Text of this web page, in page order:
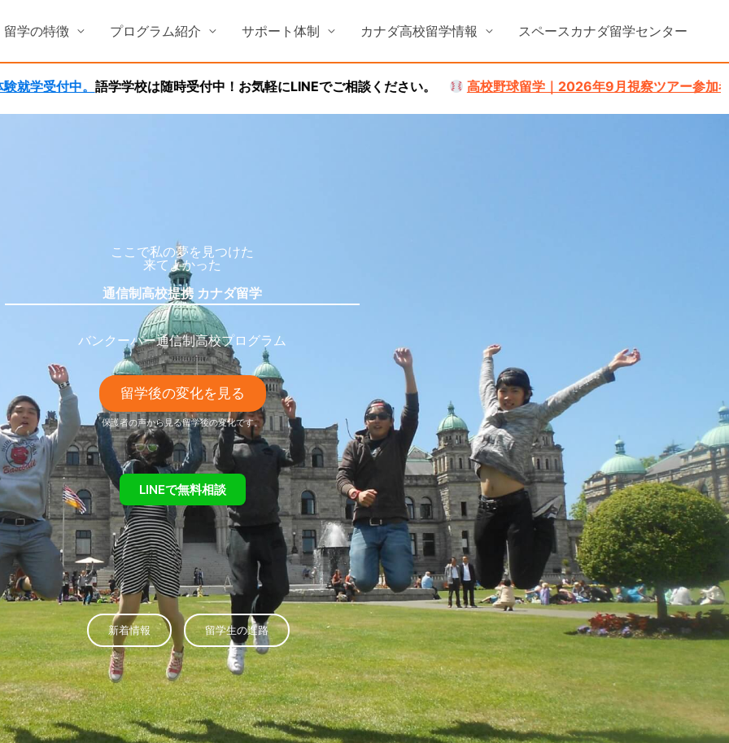
留学の特徴 プログラム紹介 サポート体制 カナダ高校留学情報 スペースカナダ留学センター
学校は随時受付中！お気軽にLINEでご相談ください。 高校野球留学｜2026年9月視察ツアー参加者募集中！詳しく
ここで私の夢を見つけた
来てよかった
通信制高校提携 カナダ留学
バンクーバー通信制高校プログラム
留学後の変化を見る
保護者の声から見る留学後の変化です。
LINEで無料相談
新着情報 留学生の進路